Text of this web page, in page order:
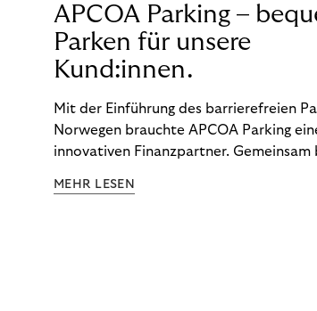
APCOA Parking –
Parken für unsere
Kund:innen.
Mit der Einführung des barrierefreien
Norwegen brauchte APCOA Parking
innovativen Finanzpartner.
Erlebnis.
MEHR LESEN